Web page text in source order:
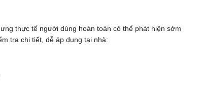
thực tế người dùng hoàn toàn có thể phát hiện sớm
tra chi tiết, dễ áp dụng tại nhà: